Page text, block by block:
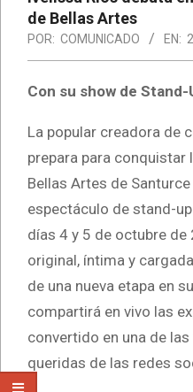
de Bellas Artes
POR: COMUNICADO EN:
Con su show de Stand-
La popular creadora de
prepara para conquistar
Bellas Artes de
espectáculo de stand-
días 4 y 5 de octubre de
original, íntima y
de una nueva etapa en
compartirá en vivo las
convertido en una de
queridas de las redes